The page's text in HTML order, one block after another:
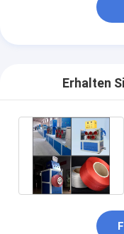
Erhalten